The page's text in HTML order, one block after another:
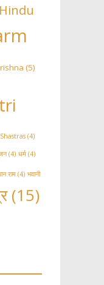
Hindu
(5)
Shastras (4)
(4) धर्म (4)
राम (4) भवानी
(15)